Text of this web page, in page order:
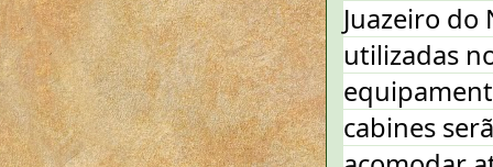
Juazeiro
utilizadas
cabines